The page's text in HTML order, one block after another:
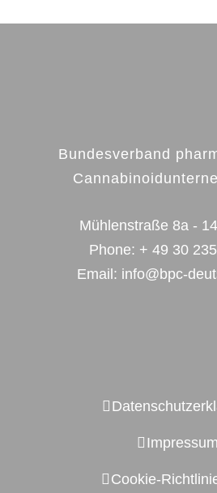
Bundesverband
Mühlenstraße 8a -
Phone: + 49 30
Email: info@bpc-
Impressum
Cookie-